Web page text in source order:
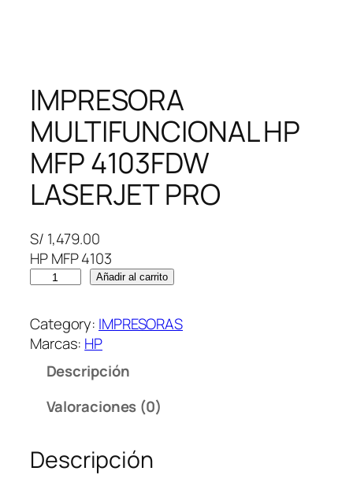
IMPRESORA
MULTIFUNCIONAL HP
MFP 4103FDW
LASERJET PRO
S/ 1,479.00
HP MFP 4103
P
R
M
U
Añadir al carrito
Category: IMPRESORAS
Marcas: HP
Descripción
Valoraciones (0)
Descripción